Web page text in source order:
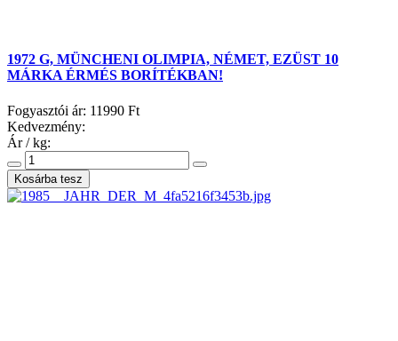
1972 G, MÜNCHENI OLIMPIA, NÉMET, EZÜST 10
MÁRKA ÉRMÉS BORÍTÉKBAN!
Fogyasztói ár: 11990 Ft
Kedvezmény:
Ár / kg: